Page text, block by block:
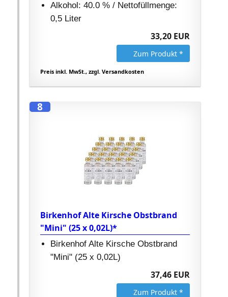
Alkohol: 40.0 % / Nettofüllmenge:
0,5 Liter
33,20 EUR
Zum Produkt *
Preis inkl. MwSt., zzgl. Versandkosten
8
Birkenhof Alte Kirsche Obstbrand
"Mini" (25 x 0,02L)*
Birkenhof Alte Kirsche Obstbrand
"Mini" (25 x 0,02L)
37,46 EUR
Zum Produkt *